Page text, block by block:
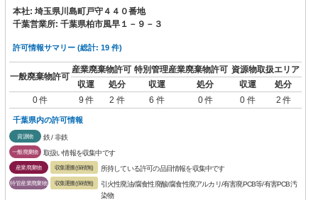
本社: 埼玉県川島町戸守４４０番地
千葉営業所: 千葉県柏市風早１－９－３
許可情報サマリー (総計: 19 件)
一般廃棄物許可
産業廃棄物許可 特別管理産業廃棄物許可 資源物取扱エリア
収運
処分 収運 処分 収運
処分
0 件
9 件 2 件 6 件 0 件 0 件 2 件
千葉県内の許可情報
資源物 鉄 / 非鉄
一般廃棄物 取扱い情報を収集中です
産業廃棄物 収集運搬(保積無) 所持している許可の品目情報を収集中です
特管産業廃棄物 収集運搬(保積無)
引火性廃油/腐食性廃酸/腐食性廃アルカリ/有害廃PCB等/有害PCB汚
染物